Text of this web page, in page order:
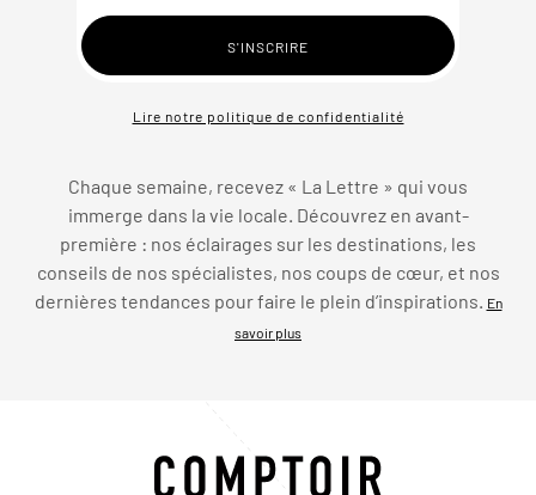
Lire notre politique de confidentialité
Chaque semaine, recevez « La Lettre » qui vous
immerge dans la vie locale. Découvrez en avant-
première : nos éclairages sur les destinations, les
conseils de nos spécialistes, nos coups de cœur, et nos
dernières tendances pour faire le plein d’inspirations.
En
savoir plus